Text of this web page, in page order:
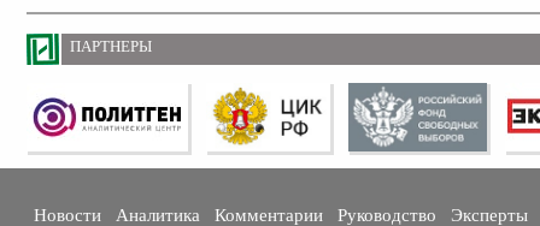
ПАРТНЕРЫ
Новости Аналитика Комментарии Руководство
Эксперты